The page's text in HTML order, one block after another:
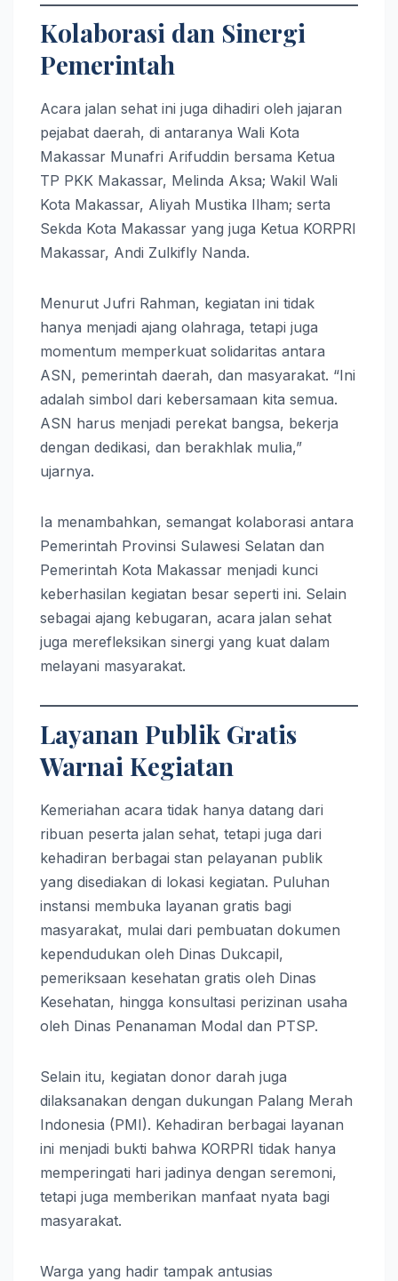
Kolaborasi dan Sinergi
Pemerintah
Acara jalan sehat ini juga dihadiri oleh jajaran
pejabat daerah, di antaranya Wali Kota
Makassar Munafri Arifuddin bersama Ketua
TP PKK Makassar, Melinda Aksa; Wakil Wali
Kota Makassar, Aliyah Mustika Ilham; serta
Sekda Kota Makassar yang juga Ketua KORPRI
Makassar, Andi Zulkifly Nanda.
Menurut Jufri Rahman, kegiatan ini tidak
hanya menjadi ajang olahraga, tetapi juga
momentum memperkuat solidaritas antara
ASN, pemerintah daerah, dan masyarakat. “Ini
adalah simbol dari kebersamaan kita semua.
ASN harus menjadi perekat bangsa, bekerja
dengan dedikasi, dan berakhlak mulia,”
ujarnya.
Ia menambahkan, semangat kolaborasi antara
Pemerintah Provinsi Sulawesi Selatan dan
Pemerintah Kota Makassar menjadi kunci
keberhasilan kegiatan besar seperti ini. Selain
sebagai ajang kebugaran, acara jalan sehat
juga merefleksikan sinergi yang kuat dalam
melayani masyarakat.
Layanan Publik Gratis
Warnai Kegiatan
Kemeriahan acara tidak hanya datang dari
ribuan peserta jalan sehat, tetapi juga dari
kehadiran berbagai stan pelayanan publik
yang disediakan di lokasi kegiatan. Puluhan
instansi membuka layanan gratis bagi
masyarakat, mulai dari pembuatan dokumen
kependudukan oleh Dinas Dukcapil,
pemeriksaan kesehatan gratis oleh Dinas
Kesehatan, hingga konsultasi perizinan usaha
oleh Dinas Penanaman Modal dan PTSP.
Selain itu, kegiatan donor darah juga
dilaksanakan dengan dukungan Palang Merah
Indonesia (PMI). Kehadiran berbagai layanan
ini menjadi bukti bahwa KORPRI tidak hanya
memperingati hari jadinya dengan seremoni,
tetapi juga memberikan manfaat nyata bagi
masyarakat.
Warga yang hadir tampak antusias